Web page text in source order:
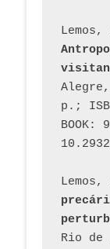
Lemos,
p.;
BOOK:
Lemos,
Rio de